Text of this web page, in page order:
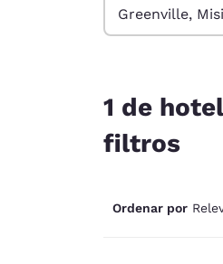
1 de
filtros
Ordenar por